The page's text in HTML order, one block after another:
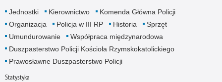
Jednostki Kierownictwo
Komenda Główna Policji
Organizacja
Policja w III RP Historia
Sprzęt
Umundurowanie
Współpraca międzynarodowa
Duszpasterstwo Policji Kościoła Rzymskokatolickiego
Prawosławne Duszpasterstwo Policji
Statystyka